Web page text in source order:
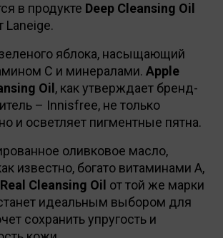
в продукте Deep Cleansing Oil
Laneige.
яблока, насыщающий
С и минералами. Apple
Oil , как утверждает бренд-
– Innisfree, не только
и осветляет пигментные пятна.
оливковое масло,
известно, богато витаминами А,
Cleansing Oil от той же марки
идеальным выбором для
сохранить упругость и